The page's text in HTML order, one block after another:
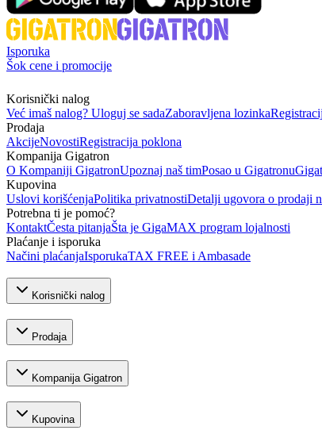
Isporuka
Šok cene i promocije
Korisnički nalog
Već imaš nalog? Uloguj se sadaZaboravljena lozinka
Prodaja
AkcijeNovostiRegistracija poklona
Kompanija Gigatron
O Kompaniji GigatronUpoznaj naš timPosao u Gigatronu
Kupovina
Uslovi korišćenjaPolitika privatnostiDetalji ugovora o prodaji
Potrebna ti je pomoć?
KontaktČesta pitanjaŠta je GigaMAX program lojalnosti
Plaćanje i isporuka
Načini plaćanjaIsporukaTAX FREE i Ambasade
Korisnički nalog
Prodaja
Kompanija Gigatron
Kupovina